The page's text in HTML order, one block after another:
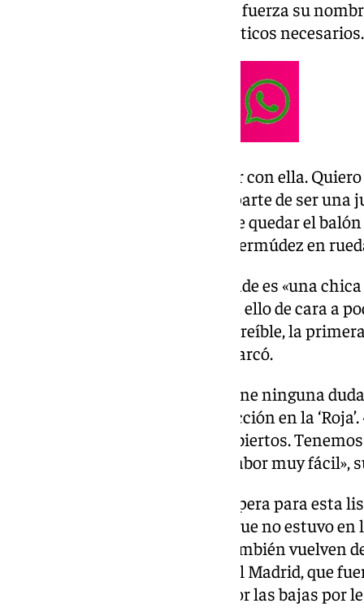
donde ya brilló e hizo sonar con fuerza su
solucionar los trámites burocráticos necesarios.
«Estamos encantados de contar con ella.
los que lo han hecho posible. Aparte de ser una
fuerte, va bien de cabeza, se sabe quedar el
bien el espacio», detalló Sonia Bermúdez en
La entrenadora recalcó que Imade es «una
«hablando continuamente» con ello de cara a
emocione, venir aquí es algo increíble, la
es algo que nunca olvidas», remarcó.
Además, Sonia Bermúdez no tiene ninguna
Sociedad va a encajar a la perfección en la
la van a recibir con los brazos abiertos.
capitanas que nos hacen esta labor muy fácil»,
Por otro lado, la madrileña recupera para esta
Ouahabi, del Manchester City, que no estuvo
Lucía Corrales, mientras que también vuelven
Castillo y Alba Redondo, del Real Madrid, que
convocatoria de la madrileña por las bajas por